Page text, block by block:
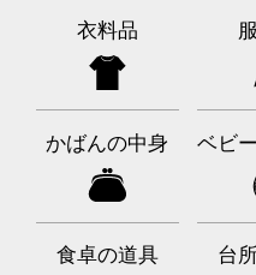
衣料品
かばんの中身 ベビ
食卓の道具 台